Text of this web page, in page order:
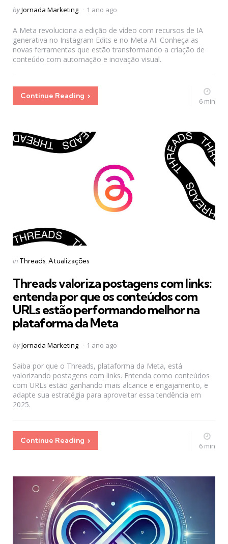
Posted
byJornada Marketing 1 ano ago
A Meta revoluciona a edição de vídeo com recursos de IA
generativa no Instagram Edits e no Meta AI. Conheça as
novas ferramentas que estão transformando a criação de
conteúdo com automação e inovação visual.
Continue Reading
6 min
Categories
Posted
in Threads Atualizações
Threads valoriza postagens com links:
entenda por que os conteúdos com
URLs estão performando melhor na
plataforma da Meta
Posted
byJornada Marketing 1 ano ago
Saiba por que o Threads, plataforma da Meta, está
valorizando postagens com links. Entenda como conteúdos
com URLs estão ganhando mais alcance e engajamento, e
adapte sua estratégia para aproveitar essa tendência em
2025.
Continue Reading
6 min